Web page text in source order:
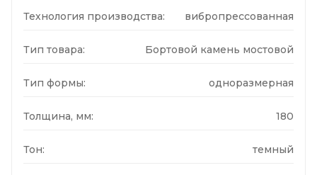
Технология производства: вибропрессованная
Тип товара: Бортовой камень мостовой
Тип формы: одноразмерная
Толщина, мм: 180
Тон: темный